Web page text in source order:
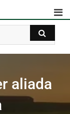
aliada